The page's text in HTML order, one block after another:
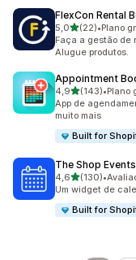
FlexCon Rental
5,0de 5 estrelas
(22)
22 avaliações ao
•Plano
Faça a gestão de
Alugue produtos.
Appointment
4,9de 5 estrelas
(143)
143 avaliações ao
•Plano
App de
muito mais
Built for
The Shop
4,6de 5 estrelas
(130)
130 avaliações ao
•
Um widget de
Built for